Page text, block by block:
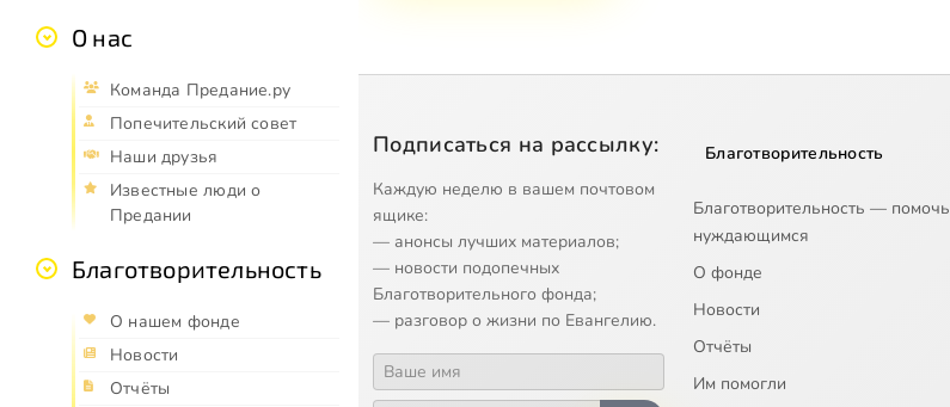
О нас
Команда Предание.ру
Попечительский совет
Наши друзья
Известные люди о
Предании
Благотворительность
О нашем фонде
Новости
Отчёты
Подписаться на рассылку:
Каждую неделю в вашем почтовом
ящике:
— анонсы лучших материалов;
— новости подопечных
Благотворительного фонда;
— разговор о жизни по Евангелию.
Благотворительность
Благотворительность — помочь
нуждающимся
О фонде
Новости
Отчёты
Им помогли